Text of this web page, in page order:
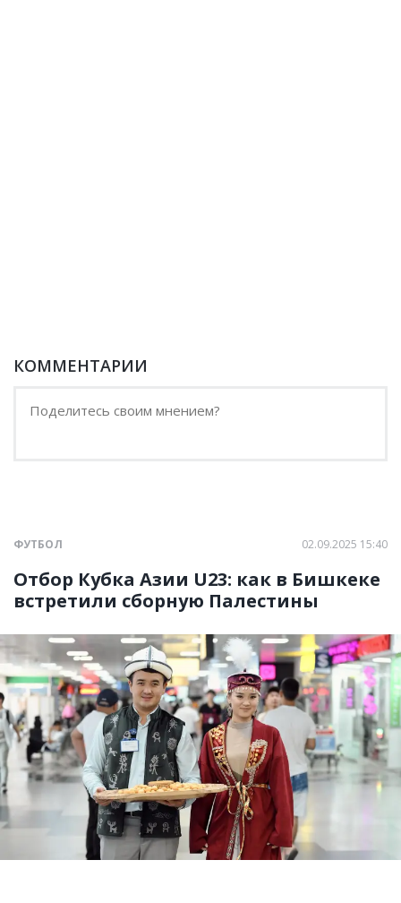
КОММЕНТАРИИ
ФУТБОЛ 02.09.2025 15:40
Отбор Кубка Азии U23: как в Бишкеке
встретили сборную Палестины